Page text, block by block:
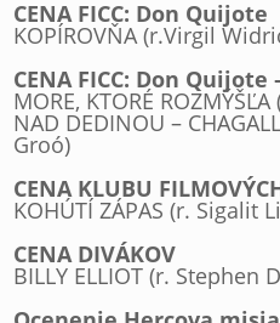
CENA FICC: Don Quijote
KOPÍROVŇA (r.Virgil
CENA FICC: Don Quijote
MORE, KTORÉ
NAD DEDINOU –
Groó)
CENA KLUBU
KOHÚTÍ ZÁPAS (r. Sigalit
CENA DIVÁKOV
BILLY ELLIOT (r. Stephen